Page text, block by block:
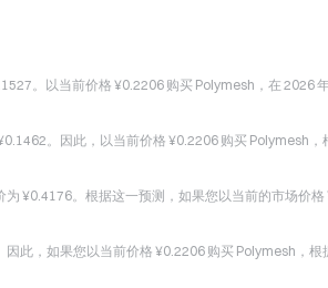
。以当前价格 ¥0.2206 购买 Polymesh，在 2026
。因此，以当前价格 ¥0.2206 购买 Polymesh，
¥0.4176。根据这一预测，如果您以当前的市场价格
此，如果您以当前价格 ¥0.2206 购买 Polymesh，根